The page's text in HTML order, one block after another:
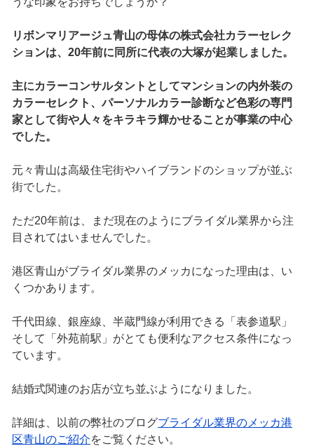
リボンマリアージュ青山の母体の株式会社カラーセレク
ションは、20年前に同所に代表の大塚が起業しました。
主にカラーコンサルタントとしてマンションの内外装の
カラーセレクト、パーソナルカラー診断など色彩の専門
家として街や人々をキラキラ輝かせることが事業の中心
でした。
元々青山は高級住宅街やハイブランドのショップが並ぶ
街でした。
ただ20年前は、まだ現在のようにブライダル業界から注
目されてはいませんでした。
港区青山がブライダル業界のメッカになった理由は、い
くつかあります。
千代田線、銀座線、半蔵門線が利用できる「表参道駅」
そして「外苑前駅」がとても便利なアクセス条件になっ
ています。
結婚式関連のお店が立ち並ぶようになりました。
詳細は、以前の弊社のブログブライダル業界のメッカ港
区青山のご紹介をご覧ください。